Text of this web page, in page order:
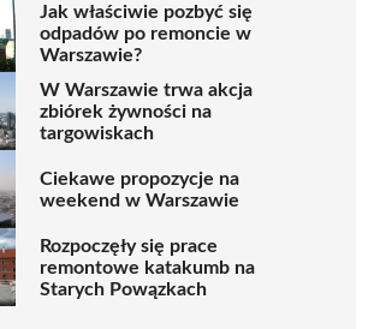
Jak właściwie pozbyć się
odpadów po remoncie w
Warszawie?
W Warszawie trwa akcja
zbiórek żywności na
targowiskach
Ciekawe propozycje na
weekend w Warszawie
Rozpoczęły się prace
remontowe katakumb na
Starych Powązkach